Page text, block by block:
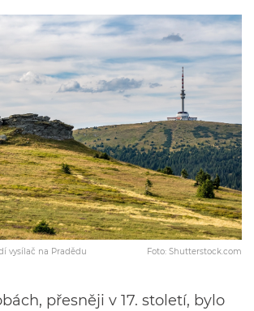
vysílač na Pradědu Foto: Shutterstock.com
přesněji v 17. století, bylo